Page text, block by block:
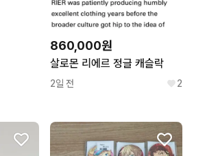
860,000원
살로몬 리에르 정글 캐슬락
2일 전 2